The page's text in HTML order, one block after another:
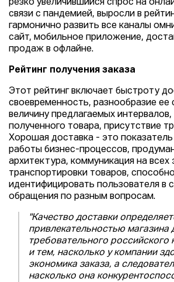
резко увеличившийся спрос на
связи с пандемией, выросли в
гармонично развить все каналы
сайт, мобильное приложение,
продаж в офлайне.
Рейтинг получения заказа
Этот рейтинг включает быстроту
своевременность, разнообразие ее
величину предлагаемых интервалов,
полученного товара, присутствие
Хорошая доставка - это
работы бизнес-процессов,
архитектура, коммуникация на всех
транспортировки товаров,
идентифицировать пользователя в
обращения по разным вопросам.
"Качество доставки
привлекательностью магазина
требовательного российского
и тем, насколько у компании
экономика заказа, а
насколько она